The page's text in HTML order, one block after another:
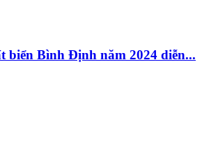
biển Bình Định năm 2024 diễn...